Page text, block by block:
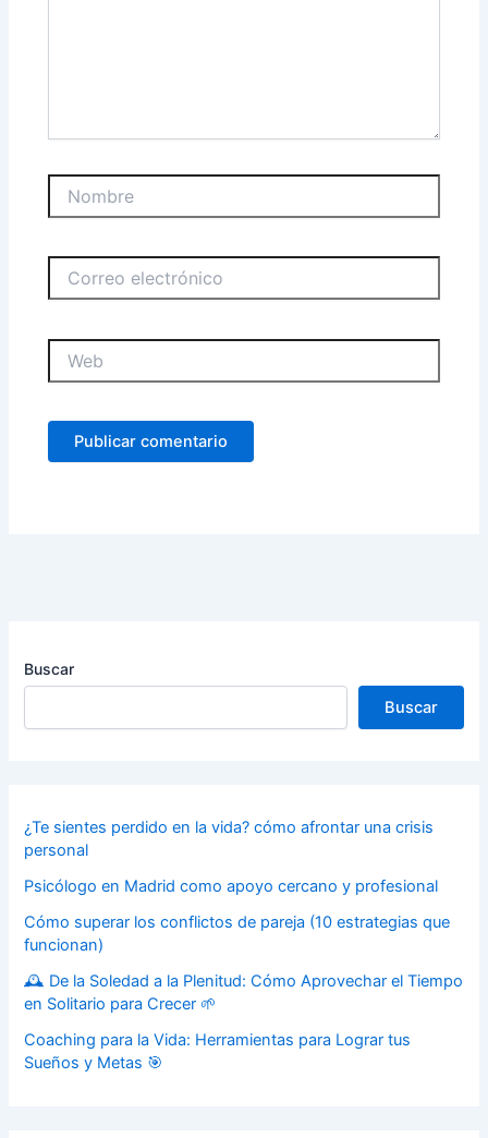
electrónico
Buscar
Buscar
¿Te sientes perdido en la vida? cómo afrontar una crisis
personal
Psicólogo en Madrid como apoyo cercano y profesional
Cómo superar los conflictos de pareja (10 estrategias que
funcionan)
🕰️ De la Soledad a la Plenitud: Cómo Aprovechar el Tiempo
en Solitario para Crecer 🌱
Coaching para la Vida: Herramientas para Lograr tus
Sueños y Metas 🎯